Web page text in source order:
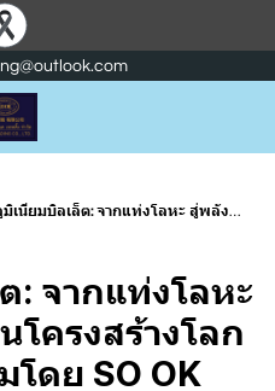
ลเล็ต: จากแท่งโลหะ สู่พลังที่ขับเคลื่อนโครงสร้างโลกอนาคต” บทความโดย SO OK TRADING 14 มีนาคม 2026
: จากแท่งโลหะ
ครงสร้างโลก
ดย SO OK